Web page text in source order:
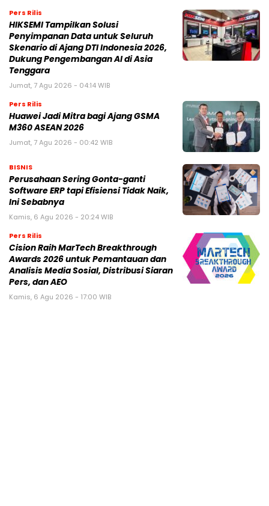
Pers Rilis
HIKSEMI Tampilkan Solusi
Penyimpanan Data untuk Seluruh
Skenario di Ajang DTI Indonesia 2026,
Dukung Pengembangan AI di Asia
Tenggara
Jumat, 7 Agu 2026 - 04:14 WIB
Pers Rilis
Huawei Jadi Mitra bagi Ajang GSMA
M360 ASEAN 2026
Jumat, 7 Agu 2026 - 00:42 WIB
BISNIS
Perusahaan Sering Gonta-ganti
Software ERP tapi Efisiensi Tidak Naik,
Ini Sebabnya
Kamis, 6 Agu 2026 - 20:24 WIB
Pers Rilis
Cision Raih MarTech Breakthrough
Awards 2026 untuk Pemantauan dan
Analisis Media Sosial, Distribusi Siaran
Pers, dan AEO
Kamis, 6 Agu 2026 - 17:00 WIB